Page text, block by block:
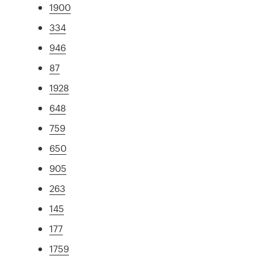
1900
334
946
87
1928
648
759
650
905
263
145
177
1759